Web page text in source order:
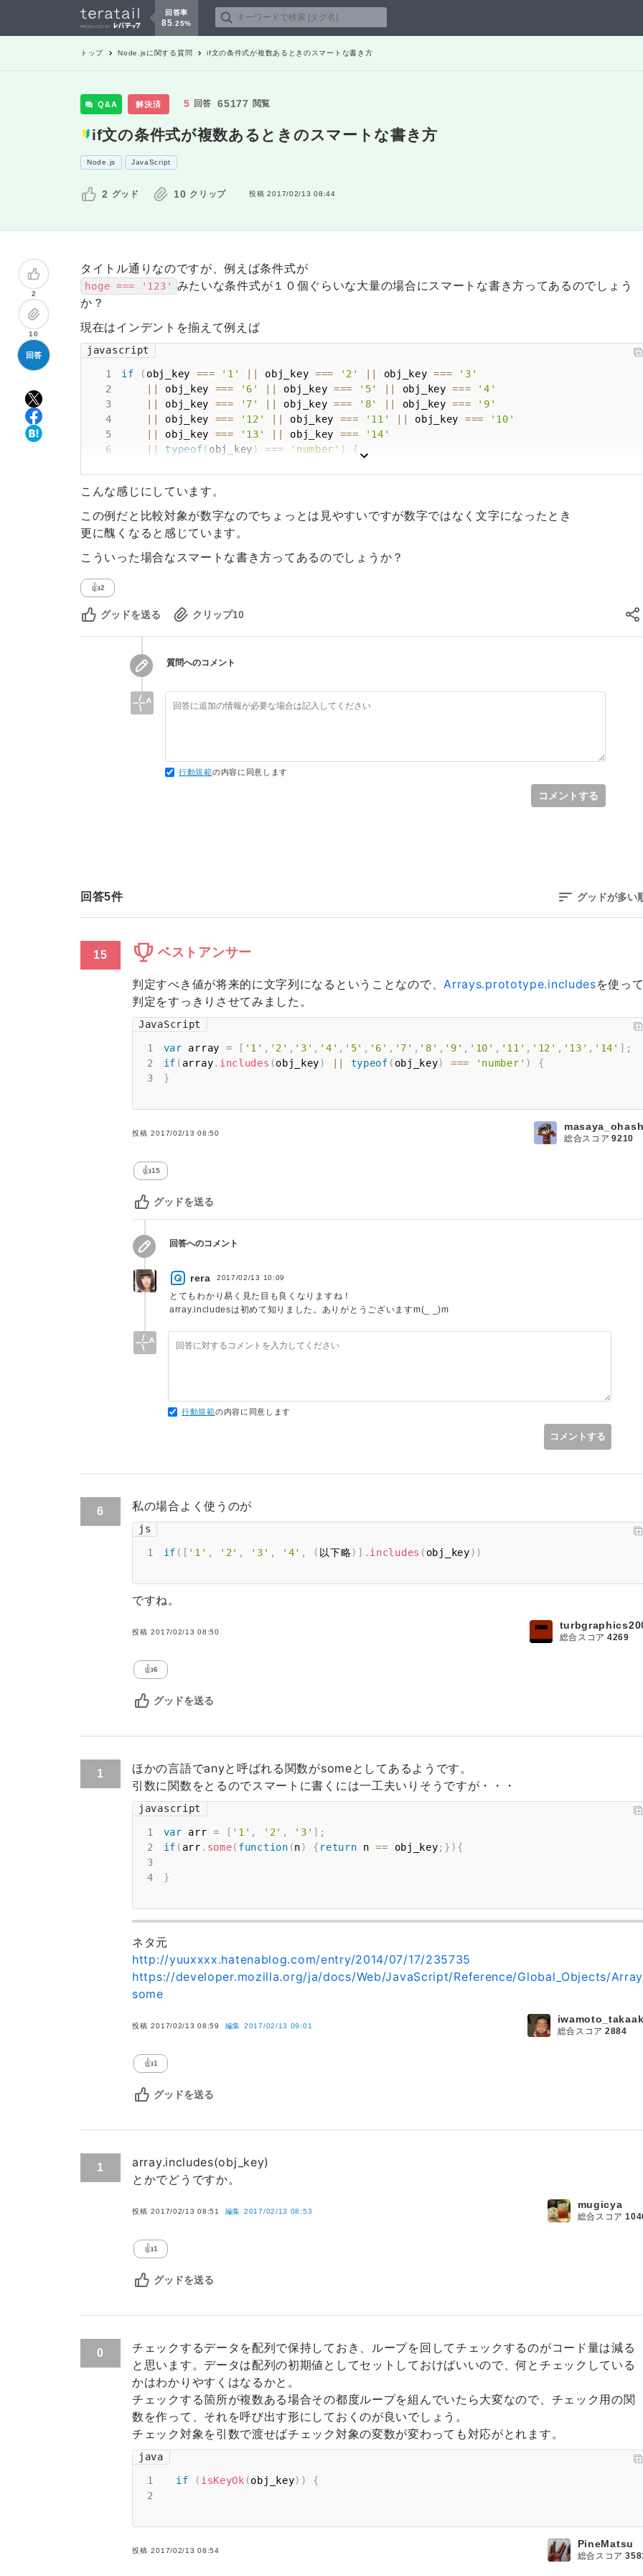
回答率
85 25%
トップ Node.jsに関する質問 if文の条件式が複数あるときのスマートな書き方
Q&A 解決済 5 回答 65177 閲覧
if文の条件式が複数あるときのスマートな書き方
Node.js JavaScript
2 グッド 10 クリップ 投稿 2017/02/13 08:44
2
10
回答
タイトル通りなのですが、例えば条件式が
hoge === '123'
みたいな条件式が１０個ぐらいな大量の場合にスマートな書き方ってあるのでしょう
か？
現在はインデントを揃えて例えば
javascript
1 if ( obj_key === '1' obj_key === '2' obj_key ===
'3'
2
obj_key === '6' obj_key === '5' obj_key ===
'4'
3
obj_key === '7' obj_key === '8' obj_key ===
'9'
4
obj_key === '12' obj_key === '11' obj_key ===
'10'
5
obj_key === '13' obj_key ===
'14'
6
|| typeof( obj_key ) === 'number' ) {
こんな感じにしています。
この例だと比較対象が数字なのでちょっとは見やすいですが数字ではなく文字になったとき
更に醜くなると感じています。
こういった場合なスマートな書き方ってあるのでしょうか？
👍2
グッドを送る クリップ10
質問へのコメント
行動規範の内容に同意します
コメントする
回答5件 グッドが多い
15 ベストアンサー
判定すべき値が将来的に文字列になるということなので、Arrays.prototype.includesを使っ
判定をすっきりさせてみました。
JavaScript
1 var array = [ '1' , '2' , '3' , '4' , '5' , '6' , '7' , '8' , '9' , '10' , '11' , '12' , '13' , '14' ] ;
2
if ( array. includes (obj_key) typeof ( obj_key) === 'number' )
{
3
}
投稿 2017/02/13 08:50
総合スコア 9210
👍15
グッドを送る
回答へのコメント
rera 2017/02/13 10:09
とてもわかり易く見た目も良くなりますね！
array.includesは初めて知りました。ありがとうございますm(_ _)m
行動規範の内容に同意します
コメントする
6 私の場合よく使うのが
js
1 if ( [ '1' , '2' , '3' , '4' , ( 以下略) ] . includes ( obj_key) )
ですね。
投稿 2017/02/13 08:50
総合スコア 4269
👍6
グッドを送る
1
ほかの言語でanyと呼ばれる関数がsomeとしてあるようです。
引数に関数をとるのでスマートに書くには一工夫いりそうですが・・・
javascript
1 var arr = [ '1' , '2' , '3' ] ;
2
if ( arr . some( function (n) { return n == obj_key; } ) {
3
4
}
ネタ元
http://yuuxxxx.hatenablog.com/entry/2014/07/17/235735
https://developer.mozilla.org/ja/docs/Web/JavaScript/Reference/Global_Objects/
some
投稿 2017/02/13 08:59 編集 2017/02/13 09:01
総合スコア 2884
👍1
グッドを送る
1
array.includes(obj_key)
とかでどうですか。
投稿 2017/02/13 08:51 編集 2017/02/13 08:53
mugicya
総合スコア
👍1
グッドを送る
0
チェックするデータを配列で保持しておき、ループを回してチェックするのがコード量は減る
と思います。データは配列の初期値としてセットしておけばいいので、何とチェックしている
かはわかりやすくはなるかと。
チェックする箇所が複数ある場合その都度ループを組んでいたら大変なので、チェック用の関
数を作って、それを呼び出す形にしておくのが良いでしょう。
チェック対象を引数で渡せばチェック対象の変数が変わっても対応がとれます。
java
1 if ( isKeyOk (obj_key) )
{
2
投稿 2017/02/13 08:54
PineMatsu
総合スコア